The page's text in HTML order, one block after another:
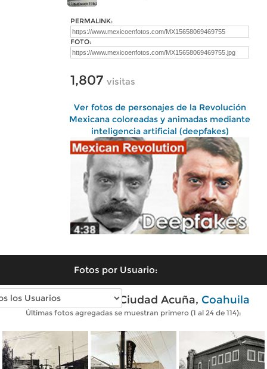
PERMALINK:
FOTO:
1,807 visitas
Ver fotos de personajes de la Revolución
Mexicana coloreadas y animadas mediante
inteligencia artificial (deepfakes)
Fotos por Usuario:
Fotos antiguas de Ciudad Acuña, Coahuila
Últimas fotos agregadas se muestran primero (1 al 24 de 114):